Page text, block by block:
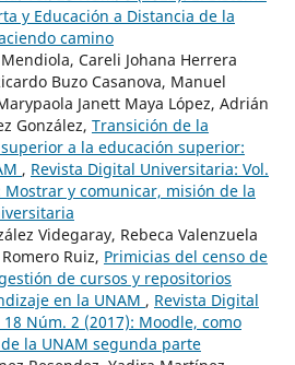
y Educación a Distancia de la
camino
Careli Johana Herrera
Buzo Casanova, Manuel
Janett Maya López, Adrián
González, Transición de la
a la educación superior:
, Revista Digital Universitaria: Vol.
Mostrar y comunicar, misión de la
Videgaray, Rebeca Valenzuela
Ruiz, Primicias del censo de
de cursos y repositorios
en la UNAM , Revista Digital
Núm. 2 (2017): Moodle, como
la UNAM segunda parte